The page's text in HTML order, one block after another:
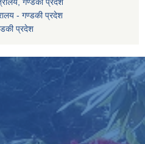
गण्डकी प्रदेश
- गण्डकी प्रदेश
प्रदेश